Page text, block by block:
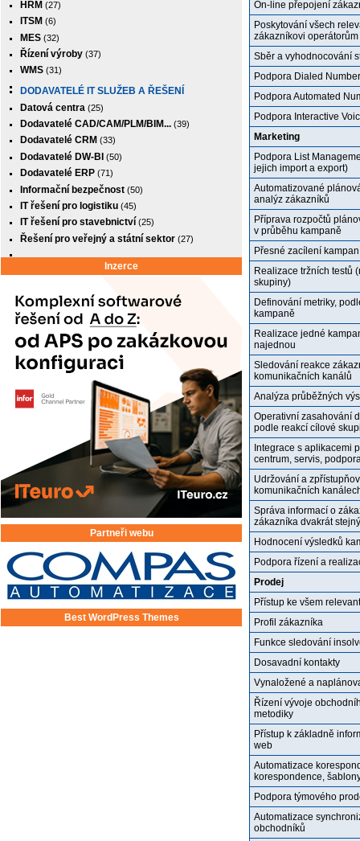
HRM (27)
ITSM (6)
MES (32)
Řízení výroby (37)
WMS (31)
DODAVATELÉ IT SLUŽEB A ŘEŠENÍ
Datová centra (25)
Dodavatelé CAD/CAM/PLM/BIM... (39)
Dodavatelé CRM (33)
Dodavatelé DW-BI (50)
Dodavatelé ERP (71)
Informační bezpečnost (50)
IT řešení pro logistiku (45)
IT řešení pro stavebnictví (25)
Řešení pro veřejný a státní sektor (27)
Inzerce
Partneři webu
Best WordPress Themes
On-line přepojení
Poskytování všech
zákazníkovi operátorům
Sběr a vyhodnocování
Podpora Dialed
Podpora Automated
Podpora Interactive
Marketing
Podpora List
jejich import a export)
Automatizované
analýz zákazníků
Příprava rozpočtů
v průběhu kampaně
Přesné zacílení
Realizace tržních testů
skupiny)
Definování metriky,
kampaně
Realizace jedné
najednou
Sledování reakce
komunikačních kanálů
Analýza průběžných
Operativní zasahování
podle reakcí cílové
Integrace s aplikacemi
centrum, servis,
Udržování a
komunikačních
Správa informací o
zákazníka dvakrát
Hodnocení výsledků
Podpora řízení a
Prodej
Přístup ke všem
Profil zákazníka
Funkce sledování
Dosavadní kontakty
Vynaložené a
Řízení vývoje
metodiky
Přístup k základně
web
Automatizace
korespondence,
Podpora týmového
Automatizace
obchodníků